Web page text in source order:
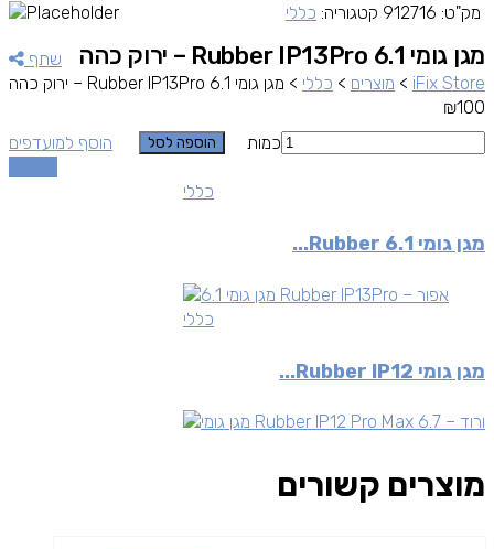
שתף
iFix Store
> מוצרים > כללי > מגן גומי 6.1 Rubber IP13Pro – ירוק כהה
מגן גומי 6.1 Rubber IP13Pro – ירוק כהה
₪100
כמות
הוספה לסל
הוסף למועדפים
מק"ט: 912716 קטגוריה: כללי
כללי
מגן גומי 6.1 Rubber...
כללי
מגן גומי Rubber IP12...
מוצרים קשורים